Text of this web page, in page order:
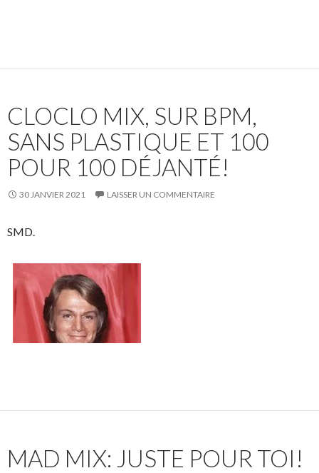
CLOCLO MIX, SUR BPM,
SANS PLASTIQUE ET 100
POUR 100 DÉJANTÉ!
30 JANVIER 2021 LAISSER UN COMMENTAIRE
SMD.
MAD MIX: JUSTE POUR TOI!